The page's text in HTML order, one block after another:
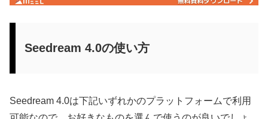
Seedream 4.0の使い方
Seedream 4.0は下記いずれかのプラットフォームで利用